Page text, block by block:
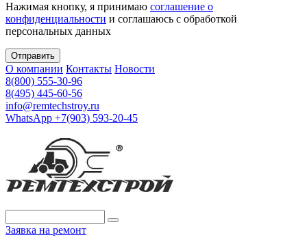
Нажимая кнопку, я принимаю соглашение о
конфиденциальности и соглашаюсь с обработкой
персональных данных
Отправить
О компании Контакты Новости
8(800) 555-30-96
8(495) 445-60-56
info@remtechstroy.ru
WhatsApp +7(903) 593-20-45
Заявка на ремонт